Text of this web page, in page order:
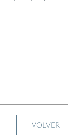
VOLVER